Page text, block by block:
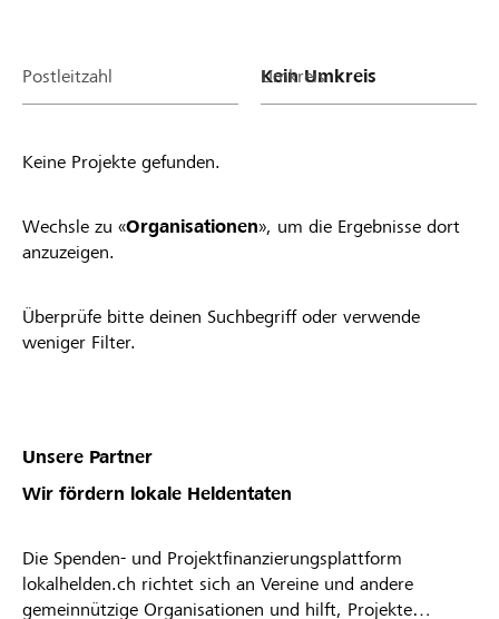
Postleitzahl Umkreis
Keine Projekte gefunden.
Wechsle zu «Organisationen», um die Ergebnisse dort
anzuzeigen.
Überprüfe bitte deinen Suchbegriff oder verwende
weniger Filter.
Unsere Partner
Wir fördern lokale Heldentaten
Die Spenden- und Projektfinanzierungsplattform
lokalhelden.ch richtet sich an Vereine und andere
gemeinnützige Organisationen und hilft, Projekte